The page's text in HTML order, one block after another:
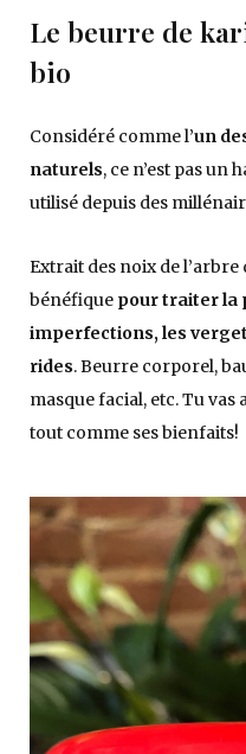
Le beurre de
bio
Considéré comme l’un
naturels, ce n’est pas un
utilisé depuis des
Extrait des noix de
bénéfique pour traiter la
imperfections, les
rides. Beurre corporel,
masque facial, etc. Tu vas
tout comme ses bienfaits!